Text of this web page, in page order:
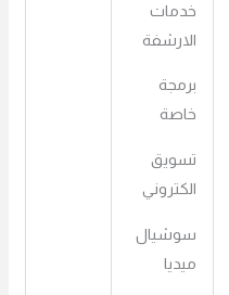
خدمات
الارشفة
برمجة
خاصة
تسويق
الكتروني
سوشيال
ميديا